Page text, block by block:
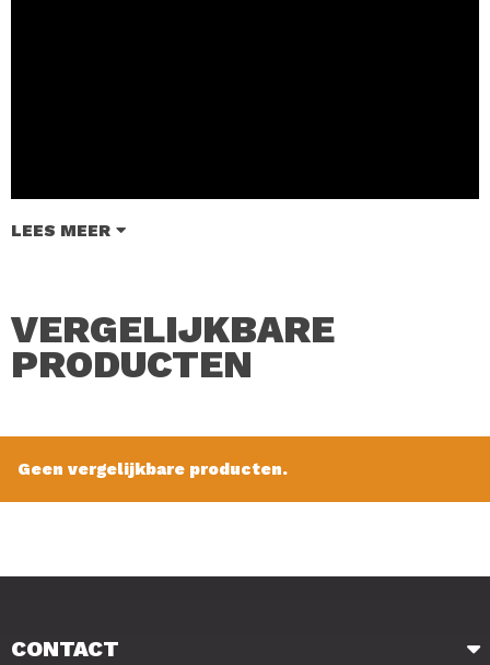
Matrix Medium Snag Free Landing Net 50 x 40 cm, is
Medium.
• Ontworpen om te combineren met het gebruik van
LEES MEER
VERGELIJKBARE
PRODUCTEN
Geen vergelijkbare producten.
CONTACT